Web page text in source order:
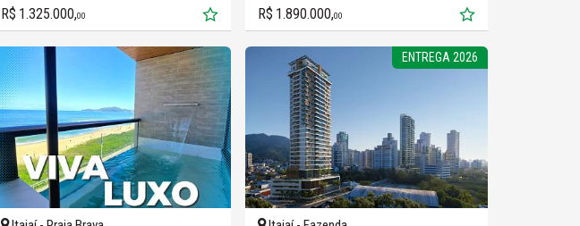
R$ 1.325.000,00 R$ 1.890.000,00
ENTREGA 2026